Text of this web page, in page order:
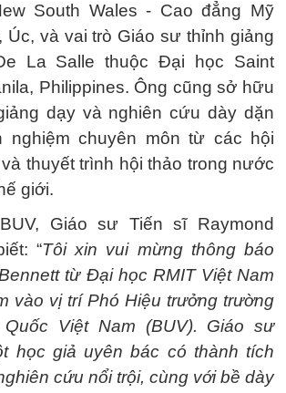
South Wales - Cao đẳng Mỹ
Úc, và vai trò Giáo sư thỉnh giảng
La Salle thuộc Đại học Saint
Philippines. Ông cũng sở hữu
dạy và nghiên cứu dày dặn
nghiệm chuyên môn từ các hội
thuyết trình hội thảo trong nước
giới.
Giáo sư Tiến sĩ Raymond
“Tôi xin vui mừng thông báo
từ Đại học RMIT Việt Nam
vào vị trí Phó Hiệu trưởng trường
Việt Nam (BUV). Giáo sư
học giả uyên bác có thành tích
cứu nổi trội, cùng với bề dày